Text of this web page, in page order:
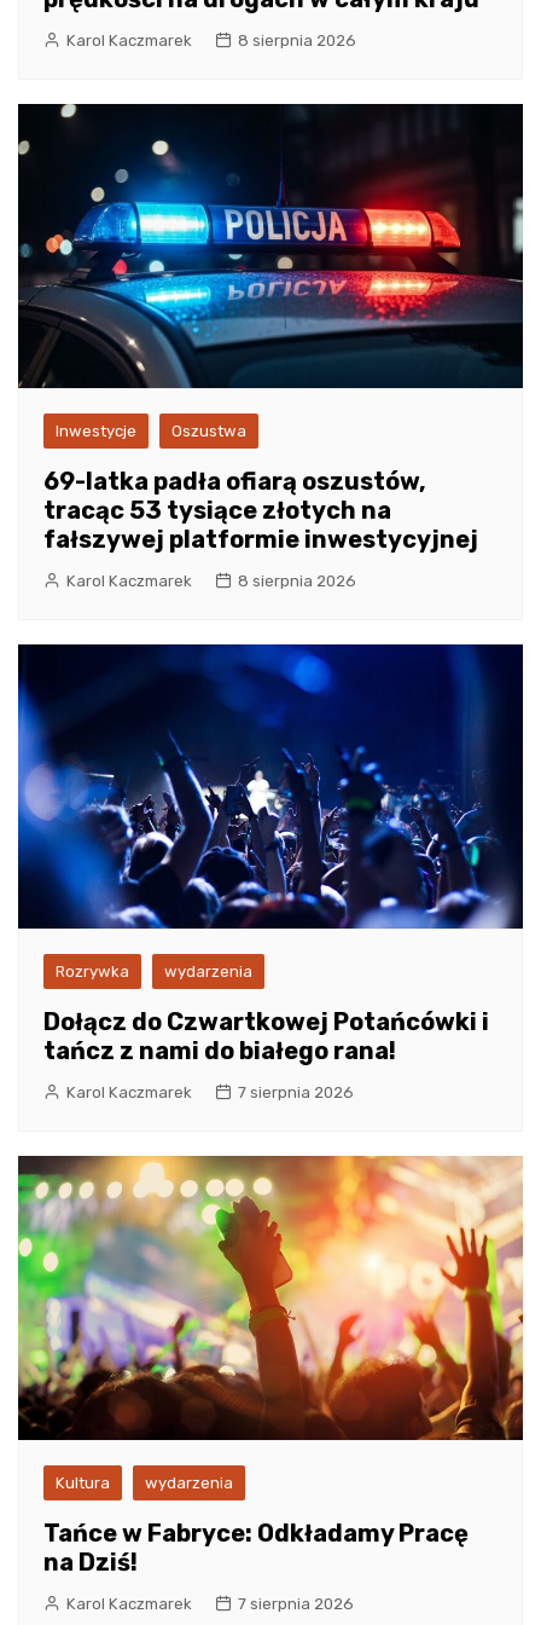
Karol Kaczmarek 8 sierpnia 2026
Inwestycje Oszustwa
69-latka padła ofiarą oszustów,
tracąc 53 tysiące złotych na
fałszywej platformie inwestycyjnej
Karol Kaczmarek 8 sierpnia 2026
Rozrywka wydarzenia
Dołącz do Czwartkowej Potańcówki i
tańcz z nami do białego rana!
Karol Kaczmarek 7 sierpnia 2026
Kultura wydarzenia
Tańce w Fabryce: Odkładamy Pracę
na Dziś!
Karol Kaczmarek 7 sierpnia 2026